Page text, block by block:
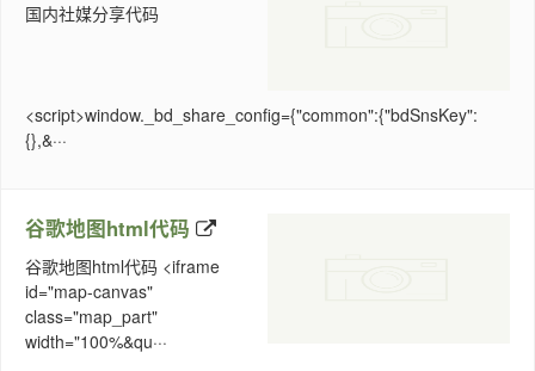
国内社媒分享代码
<script>window._bd_share_config={"common":{"bdSnsKey":
{},&···
谷歌地图html代码
谷歌地图html代码 <iframe
id="map-canvas"
class="map_part"
width="100%&qu···